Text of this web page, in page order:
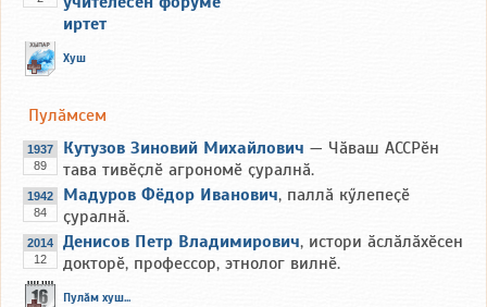
иртет
Хуш
Пулӑмсем
1937
89
Кутузов Зиновий Михайлович — Чӑваш АССРӗн
тава тивӗҫлӗ агрономӗ ҫуралнӑ.
1942
84
Мадуров Фёдор Иванович, паллӑ кӳлепеҫӗ
ҫуралнӑ.
2014
12
Денисов Петр Владимирович, истори ӑслӑлӑхӗсен
докторӗ, профессор, этнолог вилнӗ.
Пулӑм хуш...